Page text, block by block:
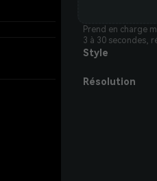
Prend en charge
3 à 30 secondes,
Style
Résolution